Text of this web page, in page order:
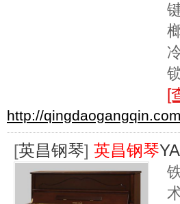
[
http://
[英昌钢琴] 英昌钢琴